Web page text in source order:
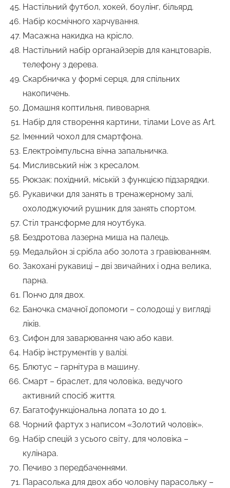
Настільний футбол, хокей, боулінг, більярд.
Набір космічного харчування.
Масажна накидка на крісло.
Настільний набір органайзерів для канцтоварів,
телефону з дерева.
Скарбничка у формі серця, для спільних
накопичень.
Домашня коптильня, пивоварня.
Набір для створення картини, тілами Love as Art.
Іменний чохол для смартфона.
Електроімпульсна вічна запальничка.
Мисливський ніж з кресалом.
Рюкзак: похідний, міській з функцією підзарядки.
Рукавички для занять в тренажерному залі,
охолоджуючий рушник для занять спортом.
Стіл трансформе для ноутбука.
Бездротова лазерна миша на палець.
Медальйон зі срібла або золота з гравіюванням.
Закохані рукавиці – дві звичайних і одна велика,
парна.
Пончо для двох.
Баночка смачної допомоги – солодощі у вигляді
ліків.
Сифон для заварювання чаю або кави.
Набір інструментів у валізі.
Блютус – гарнітура в машину.
Смарт – браслет, для чоловіка, ведучого
активний спосіб життя.
Багатофункціональна лопата 10 до 1.
Чорний фартух з написом «Золотий чоловік».
Набір спецій з усього світу, для чоловіка –
кулінара.
Печиво з передбаченнями.
Парасолька для двох або чоловічу парасольку –